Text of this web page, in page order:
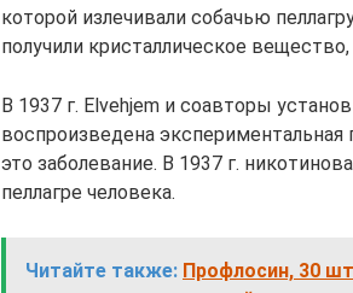
которой излечивали собачью
получили кристаллическое
В 1937 г. Elvehjem и соавторы
воспроизведена экспериментальная
это заболевание. В 1937 г.
пеллагре человека.
Читайте также: Профлосин, 30